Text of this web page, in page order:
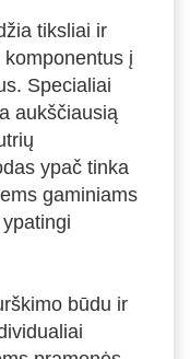
tiksliai ir
į
Specialiai
aukščiausią
ypač tinka
gaminiams
būdu ir